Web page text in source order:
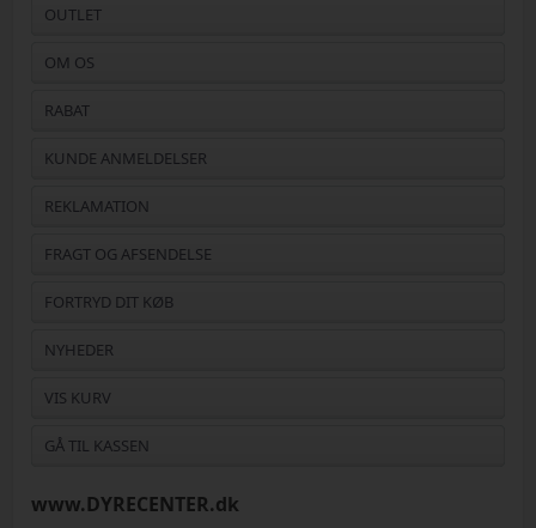
OUTLET
OM OS
RABAT
KUNDE ANMELDELSER
REKLAMATION
FRAGT OG AFSENDELSE
FORTRYD DIT KØB
NYHEDER
VIS KURV
GÅ TIL KASSEN
www.DYRECENTER.dk